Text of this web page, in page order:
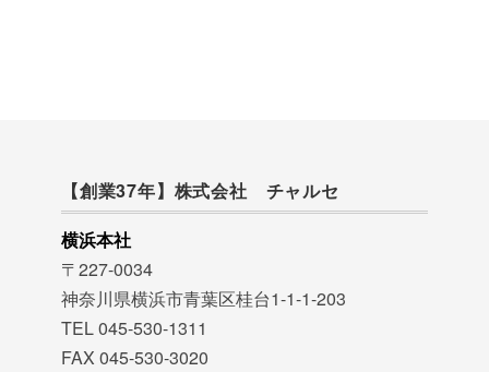
【創業37年】株式会社 チャルセ
横浜本社
〒227-0034
神奈川県横浜市青葉区桂台1-1-1-203
TEL 045-530-1311
FAX 045-530-3020